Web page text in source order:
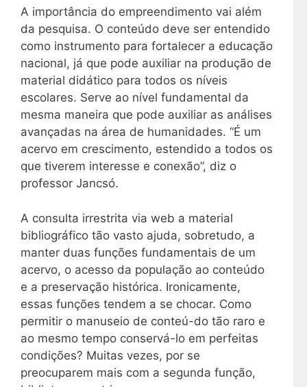
A importância do empreendimento vai além
da pesquisa. O conteúdo deve ser entendido
como instrumento para fortalecer a educação
nacional, já que pode auxiliar na produção de
material didático para todos os níveis
escolares. Serve ao nível fundamental da
mesma maneira que pode auxiliar as análises
avançadas na área de humanidades. “É um
acervo em crescimento, estendido a todos os
que tiverem interesse e conexão”, diz o
professor Jancsó.
A consulta irrestrita via web a material
bibliográfico tão vasto ajuda, sobretudo, a
manter duas funções fundamentais de um
acervo, o acesso da população ao conteúdo
e a preservação histórica. Ironicamente,
essas funções tendem a se chocar. Como
permitir o manuseio de conteú-do tão raro e
ao mesmo tempo conservá-lo em perfeitas
condições? Muitas vezes, por se
preocuparem mais com a segunda função,